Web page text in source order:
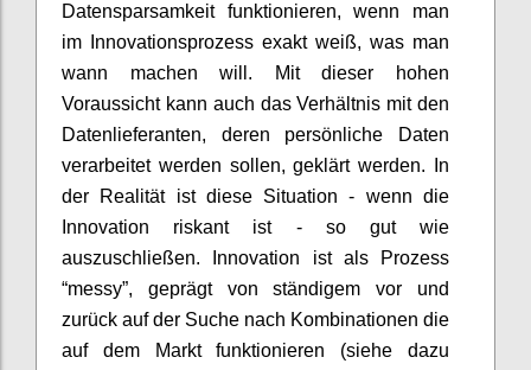
Datensparsamkeit funktionieren, wenn man
im Innovationsprozess exakt weiß, was man
wann machen will. Mit dieser hohen
Voraussicht kann auch das Verhältnis mit den
Datenlieferanten, deren persönliche Daten
verarbeitet werden sollen, geklärt werden. In
der Realität ist diese Situation - wenn die
Innovation riskant ist - so gut wie
auszuschließen. Innovation ist als Prozess
“messy”, geprägt von ständigem vor und
zurück auf der Suche nach Kombinationen die
auf dem Markt funktionieren (siehe dazu